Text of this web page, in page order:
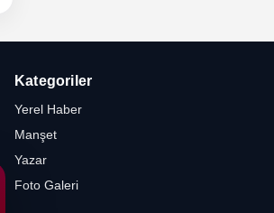
Kategoriler
Yerel Haber
Manşet
Yazar
Foto Galeri